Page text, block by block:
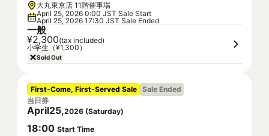
大丸東京店 11階催事場
April 25, 2026 0:00 JST Sale Start
April 25, 2026 17:30 JST Sale Ended
一般
¥2,300(tax included)
小学生（¥1,300）
Sold Out
First-Come, First-Served Sale Sale Ended
当日券
April25,2026 (Saturday)
18:00 Start Time